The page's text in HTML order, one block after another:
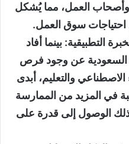
العمل، مما يُشكل
احتياجات سوق العمل.
التطبيقية: بينما أفاد
السعودية عن وجود فرص
والتعليم، أبدى
في المزيد من الممارسة
ذلك الوصول إلى قدرة على